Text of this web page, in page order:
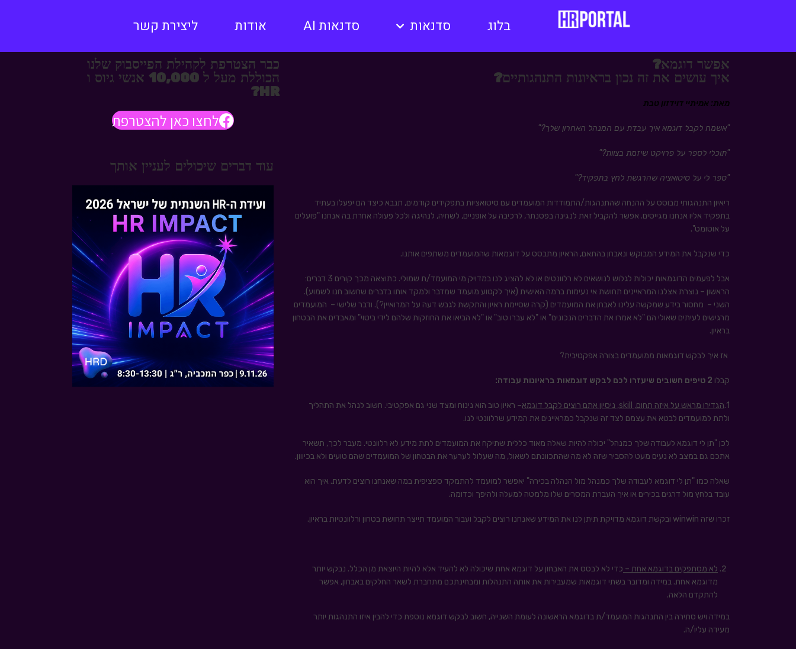
בלוג סדנאות סדנאות AI אודות ליצירת קשר
אפשר דוגמא?
איך עושים את זה נכון בראיונות התנהגותיים?
מאת: אמיתיי דוידזון טבת
"אשמח לקבל דוגמא איך עבדת עם המנהל האחרון שלך?"
"תוכלי לספר על פרויקט שיזמת בצוות?"
"ספר לי על סיטואציה שהרגשת לחץ בתפקיד?"
ריאיון התנהגותי מבוסס על ההנחה שהתנהגות/התמודדות המועמדים עם סיטואציות בתפקידים קודמים, תנבא כיצד הם יפעלו בעתיד
בתפקיד אליו אנחנו מגייסים. אפשר להקביל זאת לנגינה בפסנתר, לרכיבה על אופניים, לשחיה, לנהיגה ולכל פעולה אחרת בה אנחנו "פועלים
על אוטומט".
כדי שנקבל את המידע המבוקש ונאבחן בהתאם, הראיון מתבסס על דוגמאות שהמועמדים משתפים אותנו.
אבל לפעמים הדוגמאות יכולות לגלוש לנושאים לא רלוונטים או לא להציג לנו במדויק מי המועמד/ת שמולי. כתוצאה מכך קורים 3 דברים:
הראשון – נוצרת אצלנו המראיינים תחושת אי נעימות ברמה האישית (איך לקטוע מועמד שמדבר ולמקד אותו בדברים שחשוב חנו לשמוע).
השני – מחסור בידע שמקשה עלינו לאבחן את המועמדים (קרה שסיימת ראיון והתקשת לגבש דעה על המרואיין?). ודבר שלישי – המועמדים
מרגישים לעיתים שאולי הם "לא אמרו את הדברים הנכונים" או "לא עברו טוב" או "לא הביאו את החוזקות שלהם לידי ביטוי" ומאבדים את הבטחון
בראיון.
אז איך לבקש דוגמאות ממועמדים בצורה אפקטיבית?
קבלו 2 טיפים חשובים שיעזרו לכם לבקש דוגמאות בראיונות עבודה:
1. הגדירו מראש על איזה תחום, skill, ניסיון אתם רוצים לקבל דוגמא– ראיון טוב הוא נינוח ומצד שני גם אפקטיבי. חשוב לנהל את התהליך
ולתת למועמדים לבטא את עצמם לצד זה שנקבל כמראיינים את המידע שרלוונטי לנו.
לכן "תן לי דוגמא לעבודה שלך כמנהל" יכולה להיות שאלה מאוד כללית שתיקח את המועמדים לתת מידע לא רלוונטי. מעבר לכך, תשאיר
אתכם גם במצב לא נעים מעט להסביר שזה לא מה שהתכוונתם לשאול, מה שעלול לערער את הבטחון של המועמדים שהם טועים ולא בכיווון.
שאלה כמו "תן לי דוגמא לעבודה שלך כמנהל מול הנהלה בכירה" יאפשר למועמד להתמקד ספציפית במה שאנחנו רוצים לדעת. איך הוא
עובד בלחץ מול דרגים בכירים או איך העברת המסרים שלו מלמטה למעלה ולהיפך וכדומה.
זכרו שזה winwin ובקשת דוגמא מדויקת תיתן לנו את המידע שאנחנו רוצים לקבל ועבור המועמד תייצר תחושת בטחון ורלוונטיות בראיון.
לא מסתפקים בדוגמא אחת – כדי לא לבסס את האבחון על דוגמא אחת שיכולה לא להעיד אלא להיות היוצאת מן הכלל. נבקש יותר
מדוגמא אחת. במידה ומדובר בשתי דוגמאות שמעבירות את אותה התנהלות ומבחינתכם מתחברת לשאר החלקים באבחון, אפשר
להתקדם הלאה.
במידה ויש סתירה בין התנהגות המועמד/ת בדוגמא הראשונה לעומת השנייה, חשוב לבקש דוגמא נוספת כדי להבין איזו התנהגות יותר
מעידה עליו/ה.
כבר הצטרפת לקהילת הפייסבוק שלנו
הכוללת מעל ל 10,000 אנשי גיוס ו
HR?
לחצו כאן להצטרפת
עוד דברים שיכולים לעניין אותך